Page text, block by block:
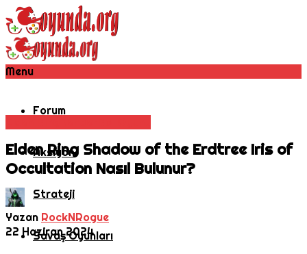
Menu
Forum
Aksiyon
Strateji
Savaş Oyunları
Elden Ring Shadow of the Erdtree Iris of
Occultation Nasıl Bulunur?
Yazan RockNRogue
22 Haziran 2024